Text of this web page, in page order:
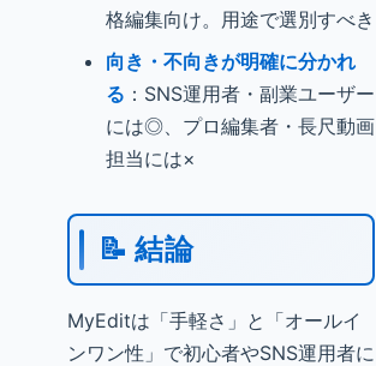
格編集向け。用途で選別すべき
向き・不向きが明確に分かれ
る ：SNS運用者・副業ユーザー
には◎、プロ編集者・長尺動画
担当には×
📝 結論
MyEditは「手軽さ」と「オールイ
ンワン性」で初心者やSNS運用者に